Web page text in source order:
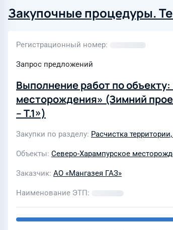
Закупочные процедуры.
Регистрационный номер
Запрос предложений
Выполнение работ по
месторождения» (Зимний
– Т.1»)
Закупки по разделу Расчистка
Объекты Северо-Харампурское
Заказчик АО «Мангазея ГАЗ»
Наименование ЭТП